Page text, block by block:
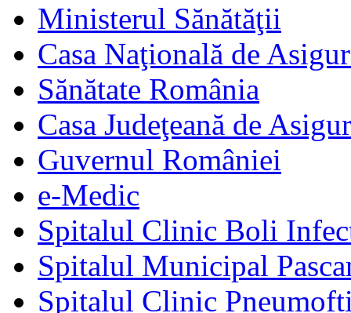
Ministerul Sănătăţii
Casa Naţională de
Sănătate România
Casa Judeţeană de
Guvernul României
e-Medic
Spitalul Clinic Boli
Spitalul Municipal
Spitalul Clinic